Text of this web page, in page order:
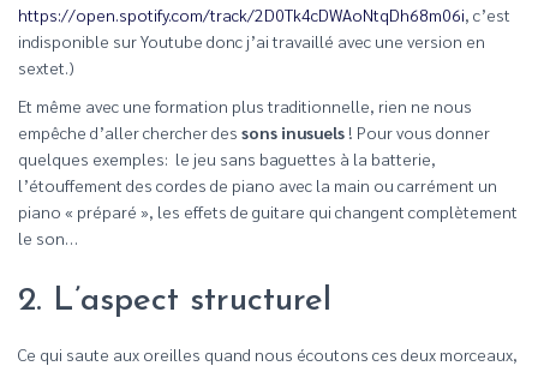
https://open.spotify.com/track/2D0Tk4cDWAoNtqDh68m06i, c’est
indisponible sur Youtube donc j’ai travaillé avec une version en
sextet.)
Et même avec une formation plus traditionnelle, rien ne nous
empêche d’aller chercher des sons inusuels ! Pour vous donner
quelques exemples: le jeu sans baguettes à la batterie,
l’étouffement des cordes de piano avec la main ou carrément un
piano « préparé », les effets de guitare qui changent complètement
le son…
2. L’aspect structurel
Ce qui saute aux oreilles quand nous écoutons ces deux morceaux,